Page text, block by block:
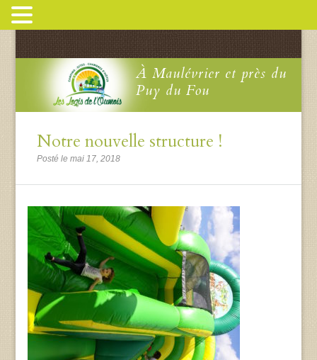
À Maulévrier et près du
Puy du Fou
Notre nouvelle structure !
Posté le mai 17, 2018